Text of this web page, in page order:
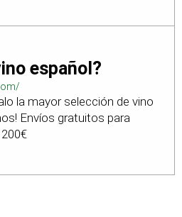
español?
la mayor selección de vino
Envíos gratuitos para